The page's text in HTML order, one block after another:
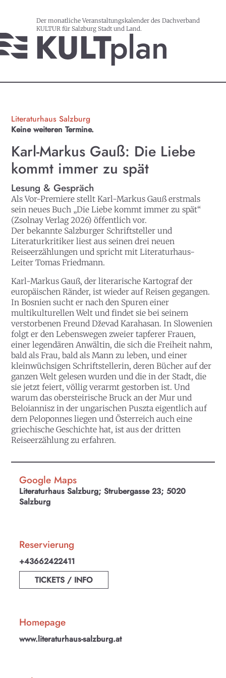
Der monatliche Veranstaltungskalender des Dachverband
KULTUR für Salzburg Stadt und Land.
Literaturhaus Salzburg
Keine weiteren Termine.
Karl-Markus Gauß: Die Liebe
kommt immer zu spät
Lesung & Gespräch
Als Vor-Premiere stellt Karl-Markus Gauß erstmals
sein neues Buch „Die Liebe kommt immer zu spät“
(Zsolnay Verlag 2026) öffentlich vor.
Der bekannte Salzburger Schriftsteller und
Literaturkritiker liest aus seinen drei neuen
Reiseerzählungen und spricht mit Literaturhaus-
Leiter Tomas Friedmann.
Karl-Markus Gauß, der literarische Kartograf der
europäischen Ränder, ist wieder auf Reisen gegangen.
In Bosnien sucht er nach den Spuren einer
multikulturellen Welt und findet sie bei seinem
verstorbenen Freund Dževad Karahasan. In Slowenien
folgt er den Lebenswegen zweier tapferer Frauen,
einer legendären Anwältin, die sich die Freiheit nahm,
bald als Frau, bald als Mann zu leben, und einer
kleinwüchsigen Schriftstellerin, deren Bücher auf der
ganzen Welt gelesen wurden und die in der Stadt, die
sie jetzt feiert, völlig verarmt gestorben ist. Und
warum das obersteirische Bruck an der Mur und
Beloiannisz in der ungarischen Puszta eigentlich auf
dem Peloponnes liegen und Österreich auch eine
griechische Geschichte hat, ist aus der dritten
Reiseerzählung zu erfahren.
Google Maps
Literaturhaus Salzburg; Strubergasse 23; 5020
Salzburg
Reservierung
+43662422411
TICKETS / INFO
Homepage
www.literaturhaus-salzburg.at